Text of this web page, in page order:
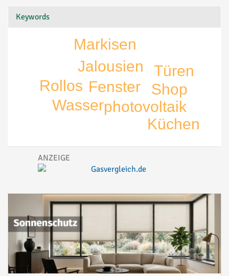
Keywords
Fenster
Jalousien
Wasserphotovoltaik
Shop
Markisen
Türen
Rollos
Küchen